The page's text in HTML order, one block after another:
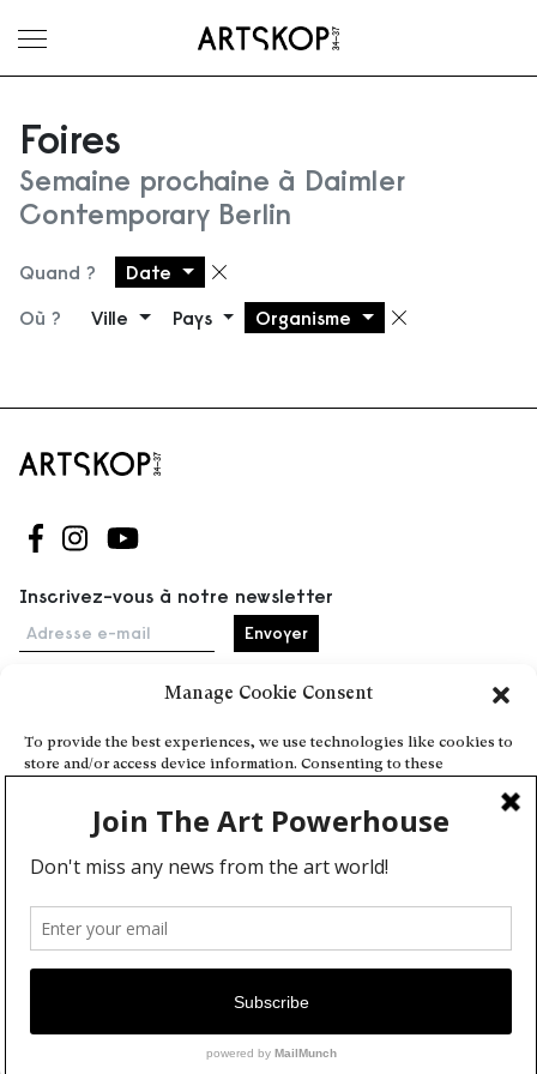
Manage Cookie Consent
To provide the best experiences, we use technologies like cookies to
store and/or access device information. Consenting to these
or unique IDs on this site. Not consenting or withdrawing consent,
may adversely affect certain features and functions.
Deny
View preferences
Cookie Policy
Ouvrir le menu
Foires
Semaine prochaine à Daimler
Contemporary Berlin
Quand ? Date Supprimer le filtre
Où ? Ville Pays Organisme
Suivez-nous sur Facebook
Suivez-nous sur Instagram
Suivez-nous sur Youtube
Inscrivez-vous à notre newsletter
Adresse e-mail
Accueil
Événements
À propos
Partenaires
Contact
Conditions générales
Confidentialité et cookies
Communiquer votre événement